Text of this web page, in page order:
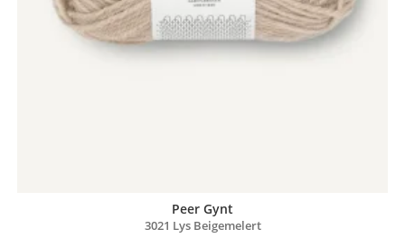
Peer Gynt
3021 Lys Beigemelert